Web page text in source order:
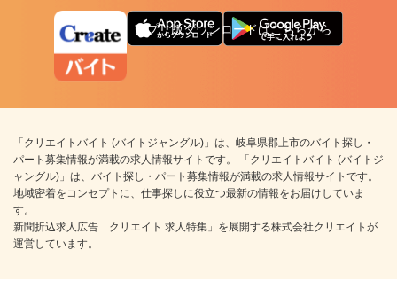
アプリ版ダウンロードはこちらから
「クリエイトバイト (バイトジャングル)」は、岐阜県郡上市のバイト探し・
パート募集情報が満載の求人情報サイトです。 「クリエイトバイト (バイトジ
ャングル)」は、バイト探し・パート募集情報が満載の求人情報サイトです。
地域密着をコンセプトに、仕事探しに役立つ最新の情報をお届けしていま
す。
新聞折込求人広告「クリエイト 求人特集」を展開する株式会社クリエイトが
運営しています。